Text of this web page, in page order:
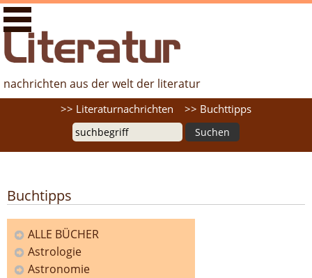
literaturfernsehen.de - Nachrichten aus der Welt der
Literatur
nachrichten aus der welt der literatur
>> Literaturnachrichten >> Buchttipps
Buchtipps
Kategorien
ALLE BÜCHER
Astrologie
Astronomie